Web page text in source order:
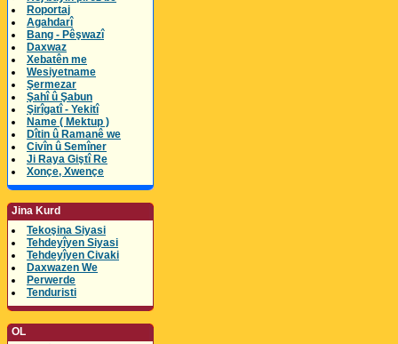
Roportaj
Agahdarî
Bang - Pêşwazî
Daxwaz
Xebatên me
Wesiyetname
Şermezar
Şahî û Şabun
Şirîgatî - Yekitî
Name ( Mektup )
Dîtin û Ramanê we
Civîn û Semîner
Ji Raya Giştî Re
Xonçe, Xwençe
Jina Kurd
Tekoşina Siyasi
Tehdeyîyen Siyasi
Tehdeyîyen Civaki
Daxwazen We
Perwerde
Tenduristi
OL